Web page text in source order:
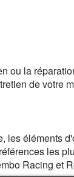
ou la
de votre
les éléments
les
Racing et